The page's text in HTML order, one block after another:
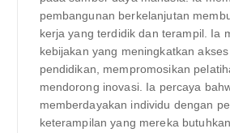
pembangunan berkelanjutan
kerja yang terdidik dan terampil. Ia
kebijakan yang meningkatkan
pendidikan, mempromosikan
mendorong inovasi. Ia percaya
memberdayakan individu dengan
keterampilan yang mereka